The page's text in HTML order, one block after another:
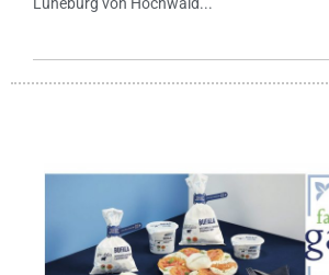
Lüneburg von Hochwald...